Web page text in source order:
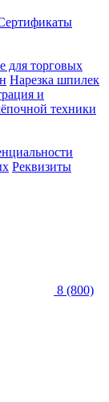
для торговых
Нарезка шпилек
и
техники
Реквизиты
8 (800)